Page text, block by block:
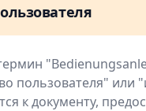
пользователя" или
к документу,